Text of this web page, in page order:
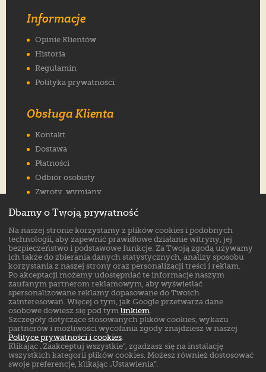
Informacje
Opinie Klientów
Historia
Regulamin
Polityka prywatności
Obsługa Klienta
Kontakt
Dostawa
Płatności
Odbiór osobisty
Zwroty, wymiany
Jak wybrać rozmiar
FAQ
Znajdź nas na:
Dbamy o Twoją prywatność
Na naszej stronie korzystamy z plików cookies i podobnych
technologii, aby zapewnić prawidłowe działanie witryny, jej
bezpieczeństwo i podstawowe funkcje. Za Twoją zgodą używamy
ich także do zbierania danych statystycznych, analizy sposobu
korzystania z naszej strony oraz personalizacji treści i reklam.
Po akceptacji możemy udostępniać te informacje naszym
zaufanym partnerom reklamowym, aby wyświetlać
spersonalizowane reklamy dopasowane do Twoich
zainteresowań. Więcej o tym, jak Google przetwarza dane
osobowe dowiesz się pod tym linkiem.
Szczegóły dotyczące stosowanych plików cookies, wykazu
partnerów i możliwości wycofania zgody znajdziesz w naszej
Polityce prywatności i cookies.
Klikając „Zaakceptuj wszystkie”, zgadzasz się na instalację
wszystkich kategorii plików cookies. Możesz również dostosować
swoje preferencje, klikając „Ustawienia”.